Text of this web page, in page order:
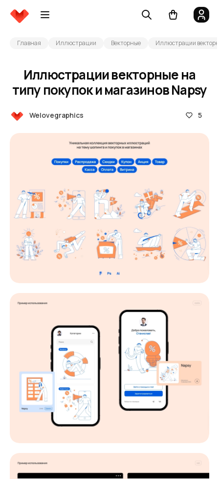
Главная Иллюстрации Векторные Иллюстрации
Иллюстрации векторные на
типу покупок и магазинов Napsy
Welovegraphics 5